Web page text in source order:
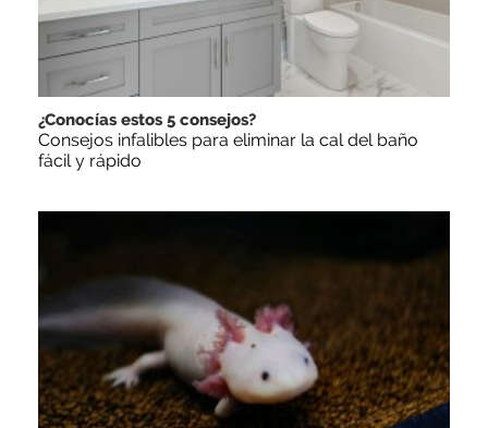
¿Conocías estos 5 consejos?
Consejos infalibles para eliminar la cal del baño
fácil y rápido